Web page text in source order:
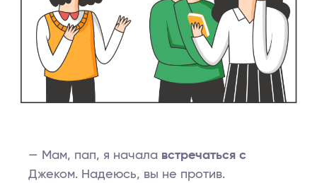
— Мам, пап, я начала встречаться с
Джеком. Надеюсь, вы не против.